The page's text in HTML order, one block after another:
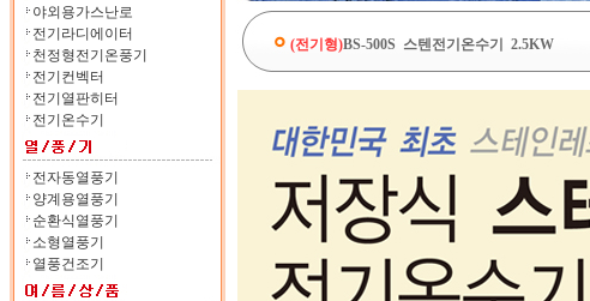
야외용가스난로
전기라디에이터
천정형전기온풍기
전기컨벡터
전기열판히터
전기온수기
전자동열풍기
양계용열풍기
순환식열풍기
소형열풍기
열풍건조기
(전기형)BS-500S 스텐전기온수기 2.5KW